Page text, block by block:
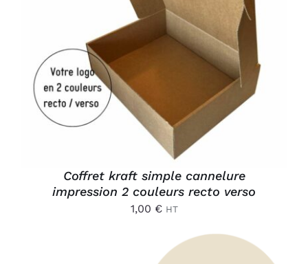
AJOUTER AU PANIER
Coffret kraft simple cannelure
impression 2 couleurs recto verso
1,00 € HT